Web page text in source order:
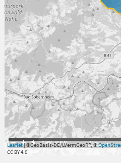
7.059°,49.813° 3km
Leaflet| ©GeoBasis-DE/LVermGeoRP, ©
CC BY 4.0